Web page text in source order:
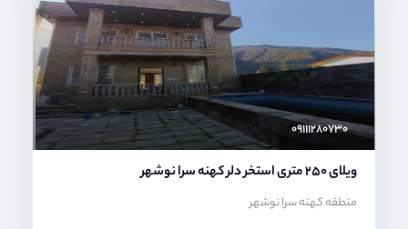
۰۹۱۱۱۲۸۰۷۳۰
ویلای 250 متری استخر دلر کهنه سرا نوشهر
منطقه کهنه سرا نوشهر